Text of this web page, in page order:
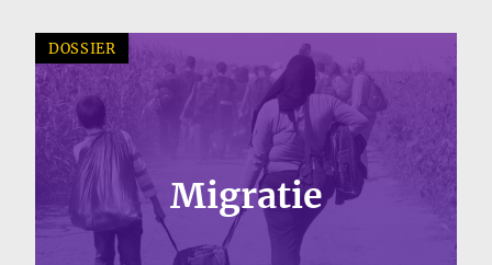
DOSSIER
Migratie